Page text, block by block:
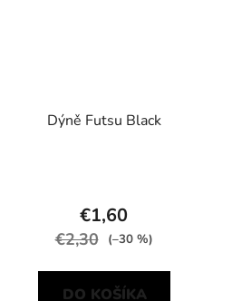
Dýně Futsu Black
€1,60
€2,30 (–30 %)
DO KOŠÍKA